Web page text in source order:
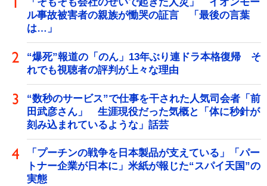
ル事故被害者の親族が慟哭の証言 「最後の言葉
は…」
“爆死”報道の「のん」13年ぶり連ドラ本格復帰 そ
れでも視聴者の評判が上々な理由
“数秒のサービス”で仕事を干された人気司会者「前
田武彦さん」 生涯現役だった気概と「体に秒針が
刻み込まれているような」話芸
「プーチンの戦争を日本製品が支えている」「パー
トナー企業が日本に」米紙が報じた“スパイ天国”の
実態